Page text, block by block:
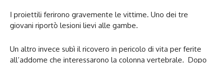
I proiettili ferirono gravemente le vittime. Uno dei tre
giovani riportò lesioni lievi alle gambe.
Un altro invece subì il ricovero in pericolo di vita per ferite
all’addome che interessarono la colonna vertebrale. Dopo